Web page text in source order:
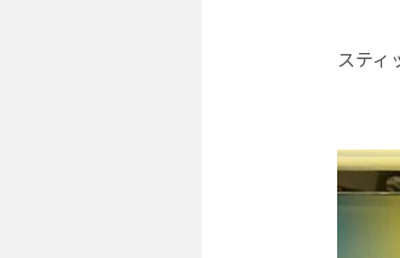
スティ